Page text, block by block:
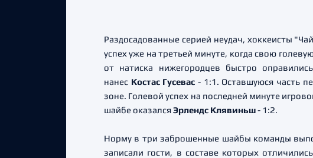
Раздосадованные серией неудач, хоккеисты
успех уже на третьей минуте, когда свою
от натиска нижегородцев быстро
нанес Костас Гусевас - 1:1. Оставшуюся часть
зоне. Голевой успех на последней минуте
шайбе оказалсяЭрлендс Клявиньш- 1:2.
Норму в три заброшенные шайбы команды
записали гости, в составе которых отличились